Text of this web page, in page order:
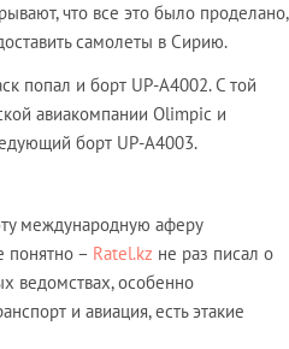
что все это было проделано,
самолеты в Сирию.
попал и борт UP-A4002. С той
авиакомпании Olimpic и
борт UP-A4003.
международную аферу
понятно – Ratel.kz не раз писал о
ведомствах, особенно
и авиация, есть этакие